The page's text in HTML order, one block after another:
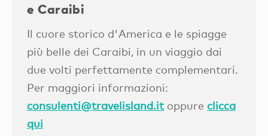
e Caraibi
Il cuore storico d'America e le spiagge
più belle dei Caraibi, in un viaggio dai
due volti perfettamente complementari.
Per maggiori informazioni:
consulenti@travelisland.itoppure clicca
qui